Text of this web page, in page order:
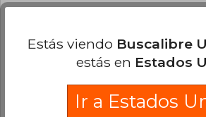
Compra Verificada
llegó en perfecto estado y antes
Esta opinión es útil 0
Estás viendo Buscalibre
estás en Estados
Ir a Estados